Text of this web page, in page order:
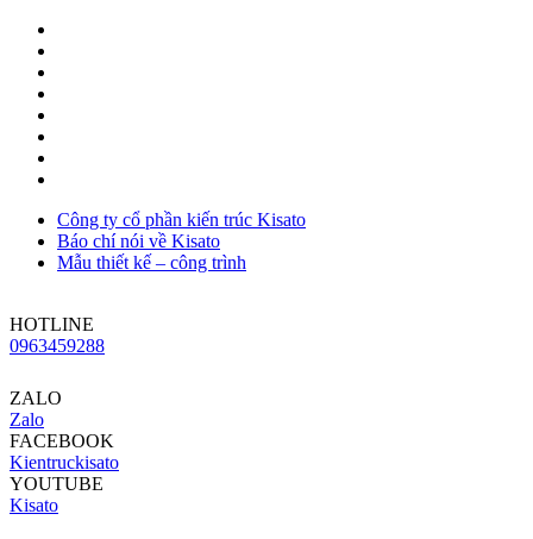
Công ty cổ phần kiến trúc Kisato
Báo chí nói về Kisato
Mẫu thiết kế – công trình
HOTLINE
0963459288
ZALO
Zalo
FACEBOOK
Kientruckisato
YOUTUBE
Kisato